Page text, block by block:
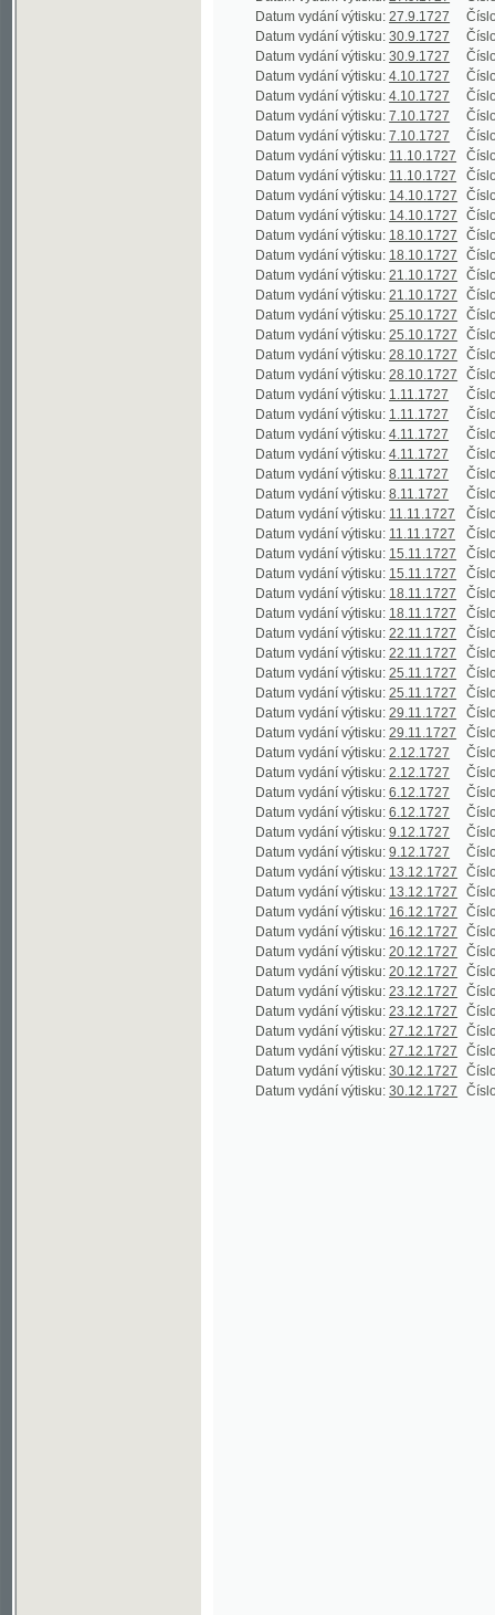
Datum vydání výtisku: 28.10.1727 Číslo
Datum vydání výtisku: 28.10.1727 Číslo
Datum vydání výtisku:1.11.1727
Číslo
Datum vydání výtisku:1.11.1727
Číslo
Datum vydání výtisku:4.11.1727
Číslo
Datum vydání výtisku:4.11.1727
Číslo
Datum vydání výtisku:8.11.1727
Číslo
Datum vydání výtisku:8.11.1727
Číslo
Datum vydání výtisku:11.11.1727
Číslo
Datum vydání výtisku:11.11.1727 Číslo
Datum vydání výtisku:15.11.1727 Číslo
Datum vydání výtisku: 15.11.1727 Číslo
Datum vydání výtisku: 18.11.1727 Číslo
Datum vydání výtisku:18.11.1727 Číslo
Datum vydání výtisku:22.11.1727 Číslo
Datum vydání výtisku:22.11.1727 Číslo
Datum vydání výtisku:25.11.1727 Číslo
Datum vydání výtisku:25.11.1727
Číslo
Datum vydání výtisku:29.11.1727 Číslo
Datum vydání výtisku:29.11.1727 Číslo
Datum vydání výtisku:2.12.1727
Číslo
Datum vydání výtisku:2.12.1727
Číslo
Datum vydání výtisku: 6.12.1727
Číslo
Datum vydání výtisku: 6.12.1727
Číslo
Datum vydání výtisku:9.12.1727
Číslo
Datum vydání výtisku:9.12.1727
Číslo
Datum vydání výtisku:13.12.1727 Číslo
Datum vydání výtisku:13.12.1727 Číslo
Datum vydání výtisku:16.12.1727
Číslo
Datum vydání výtisku:16.12.1727 Číslo
Datum vydání výtisku:20.12.1727 Číslo
Datum vydání výtisku:20.12.1727
Číslo
Datum vydání výtisku:23.12.1727
Číslo
Datum vydání výtisku: 23.12.1727 Číslo
Datum vydání výtisku: 27.12.1727 Číslo
Datum vydání výtisku:27.12.1727 Číslo
Datum vydání výtisku:30.12.1727 Číslo
Datum vydání výtisku:30.12.1727 Číslo